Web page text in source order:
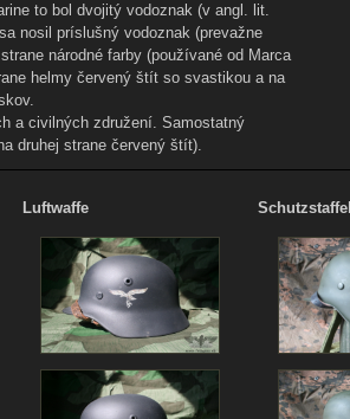
to bol dvojitý vodoznak (v angl. lit.
nosil príslušný vodoznak (prevažne
národné farby (používané od Marca
helmy červený štít so svastikou a na
a civilných združení. Samostatný
druhej strane červený štít).
Luftwaffe Schutzstaffel